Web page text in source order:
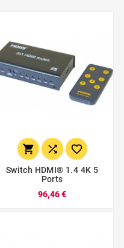
  
Switch HDMI® 1.4 4K 5
Ports
96,46 €